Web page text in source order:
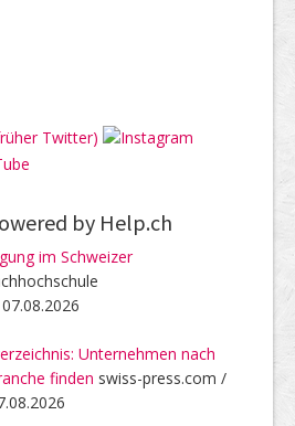
by Help.ch
im Schweizer
Unternehmen nach
finden swiss-press.com /